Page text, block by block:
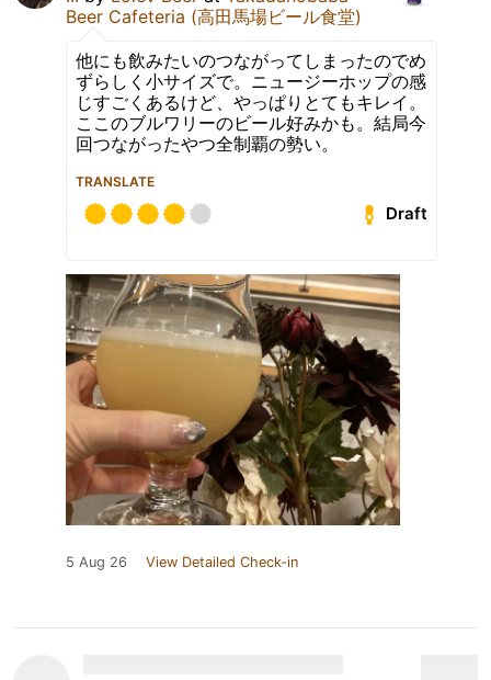
Beer Cafeteria (高田馬場ビール食堂)
他にも飲みたいのつながってしまったのでめ
ずらしく小サイズで。ニュージーホップの感
じすごくあるけど、やっぱりとてもキレイ。
ここのブルワリーのビール好みかも。結局今
回つながったやつ全制覇の勢い。
TRANSLATE
Draft
5 Aug 26 View Detailed Check-in